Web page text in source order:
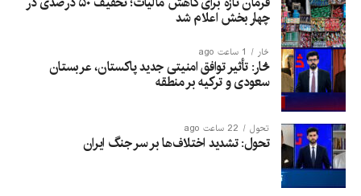
چهار بخش اعلام شد
څار 1 ساعت ago
څار: تأثیر توافق امنیتی جدید پاکستان، عربستان
سعودی و ترکیه بر منطقه
تحول 22 ساعت ago
تحول: تشدید اختلاف‌ها بر سر جنگ ایران